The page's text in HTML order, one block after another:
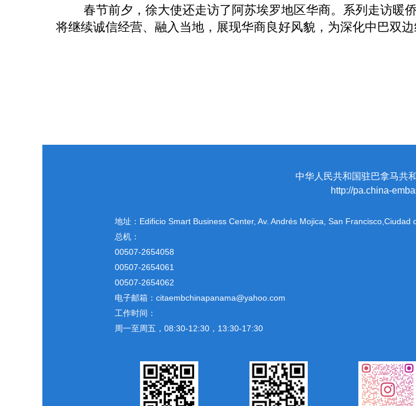
春节前夕，徐大使还走访了阿苏埃罗地区华商。系列走访暖
将继续诚信经营、融入当地，展现华商良好风貌，为深化中巴双边
中华人民共和国驻巴拿马共
http://pa.china-
地址： Edificio Smart Business Center, Av. Andrés Mojica, San Francisco,Ciudad
总机：
00507-2654058
00507-2654061
00507-2654062
电子邮箱：citaembchinapanama@yahoo.com
工作时间：
周一至周五，08:30-12:30，13:30-17:30